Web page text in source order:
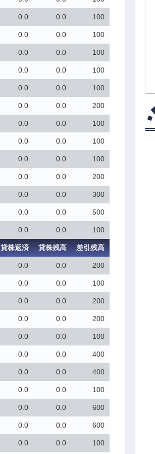
0.0 0.0 100
0.0 0.0 100
0.0 0.0 100
0.0 0.0 100
0.0 0.0 100
0.0 0.0 200
0.0 0.0 100
0.0 0.0 100
0.0 0.0 100
0.0 0.0 200
0.0 0.0 300
0.0 0.0 500
0.0 0.0 100
貸株返済 貸株残高 差引残高
0.0 0.0 200
0.0 0.0 100
0.0 0.0 200
0.0 0.0 200
0.0 0.0 100
0.0 0.0 400
0.0 0.0 400
0.0 0.0 100
0.0 0.0 600
0.0 0.0 600
0.0 0.0 100